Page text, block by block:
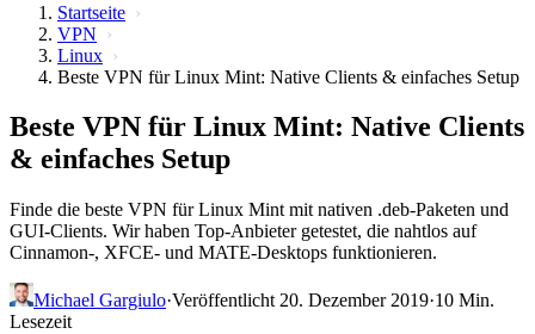
Startseite
VPN
Linux
Beste VPN für Linux Mint: Native Clients & einfaches Setup
Beste VPN für Linux Mint: Native Clients
& einfaches Setup
Finde die beste VPN für Linux Mint mit nativen .deb-Paketen und
GUI-Clients. Wir haben Top-Anbieter getestet, die nahtlos auf
Cinnamon-, XFCE- und MATE-Desktops funktionieren.
Michael Gargiulo·Veröffentlicht 20. Dezember 2019·10 Min.
Lesezeit